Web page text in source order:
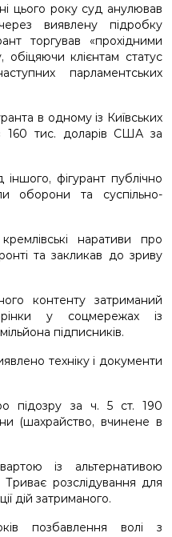
цього року суд анулював
виявлену підробку
торгував «прохідними
обіцяючи клієнтам статус
парламентських
в одному із Київських
160 тис. доларів США за
фігурант публічно
оборони та суспільно-
наративи про
та закликав до зриву
контенту затриманий
у соцмережах із
підписників.
техніку і документи
підозру за ч. 5 ст. 190
(шахрайство, вчинене в
із альтернативою
розслідування для
дій затриманого.
позбавлення волі з